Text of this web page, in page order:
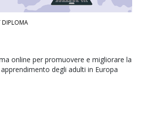
DIPLOMA
online per promuovere e migliorare la
degli adulti in Europa